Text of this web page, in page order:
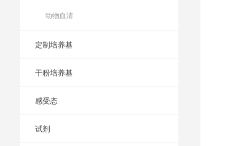
动物血清
定制培养基
干粉培养基
感受态
试剂